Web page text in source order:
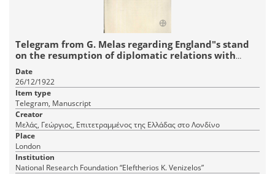
Telegram from G. Melas regarding England"s stand
on the resumption of diplomatic relations with
Greece.
Date
26/12/1922
Item type
Telegram, Manuscript
Creator
Μελάς, Γεώργιος, Επιτετραμμένος της Ελλάδας στο Λονδίνο
Place
London
Institution
National Research Foundation “Eleftherios K. Venizelos”